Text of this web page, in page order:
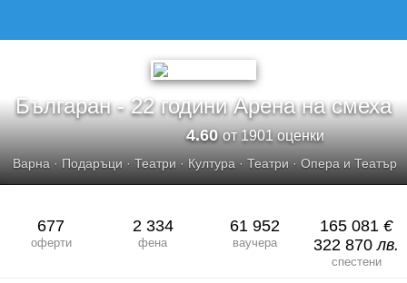
Българан - 22 години Арена на смеха
4.60от 1901 оценки
Варна · Подаръци · Театри · Култура · Театри · Опера и Театър
677
оферти
2 334
фена
61 952
ваучера
165 081 €
322 870лв.
спестени